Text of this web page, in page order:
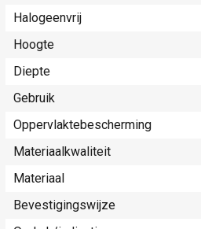
Halogeenvrij
Hoogte
Diepte
Gebruik
Oppervlaktebescherming
Materiaalkwaliteit
Materiaal
Bevestigingswijze